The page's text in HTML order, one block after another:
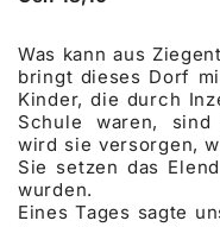
Was kann aus
bringt dieses Dorf
Kinder, die durch
Schule waren,
wird sie versorgen,
Sie setzen das
wurden.
Eines Tages sagte